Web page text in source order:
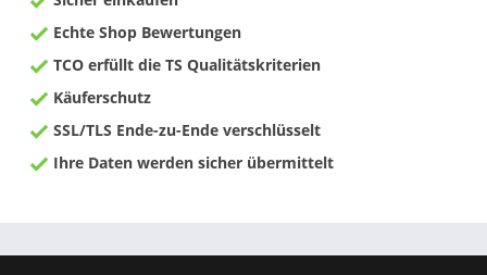
Echte Shop Bewertungen
TCO erfüllt die TS Qualitätskriterien
Käuferschutz
SSL/TLS Ende-zu-Ende verschlüsselt
Ihre Daten werden sicher übermittelt